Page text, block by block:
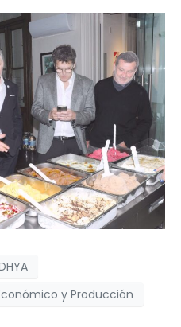
y Producción